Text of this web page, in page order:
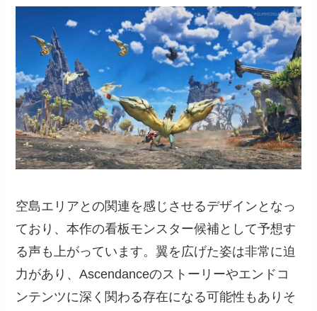
空島エリアとの関連を感じさせるデザインとなっ
ており、本作の看板モンスター候補として予想す
る声も上がっています。翼を広げた姿は非常に迫
力があり、Ascendanceのストーリーやエンドコ
ンテンツに深く関わる存在になる可能性もありそ